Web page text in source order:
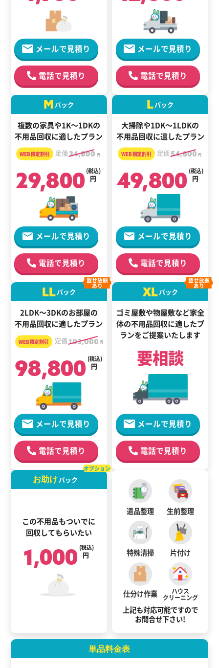
メールで見積り
電話で見積り
メールで見積り
電話で見積り
M パック
複数の家具や1K～1DKの
不用品回収に適したプラン
定価34,800 円
29,800 円
(税込)
メールで見積り
電話で見積り
Lパック
大掃除や1DK～1LDKの
不用品回収に適したプラン
定価54,800 円
49,800 円
(税込)
メールで見積り
電話で見積り
LLパック
2LDK～3DKのお部屋の
不用品回収に適したプラン
載せ放題
あり
定価103,000 円
98,800 円
(税込)
メールで見積り
電話で見積り
XLパック
ゴミ屋敷や物屋敷など家全
体の不用品回収に適したプ
ランをご提案いたします
載せ放題
あり
要相談
メールで見積り
電話で見積り
お助けパック
この不用品もついでに
回収してもらいたい
オプション
1,000 円
(税込)
遺品整理 生前整理
特殊清掃 片付け
仕分け作業 ハウス
クリーニング
上記も対応可能ですので
お問合せ下さい!
単品料金表